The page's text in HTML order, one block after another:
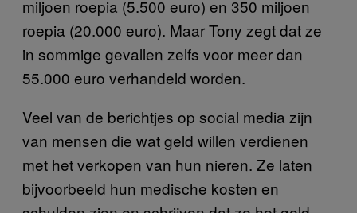
miljoen roepia (5.500 euro) en 350 miljoen
roepia (20.000 euro). Maar Tony zegt dat ze
in sommige gevallen zelfs voor meer dan
55.000 euro verhandeld worden.
Veel van de berichtjes op social media zijn
van mensen die wat geld willen verdienen
met het verkopen van hun nieren. Ze laten
bijvoorbeeld hun medische kosten en